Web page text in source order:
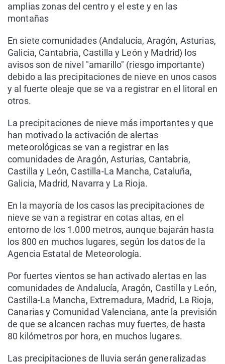
amplias zonas del centro y el este y en las
montañas
En siete comunidades (Andalucía, Aragón, Asturias,
Galicia, Cantabria, Castilla y León y Madrid) los
avisos son de nivel "amarillo" (riesgo importante)
debido a las precipitaciones de nieve en unos casos
y al fuerte oleaje que se va a registrar en el litoral en
otros.
La precipitaciones de nieve más importantes y que
han motivado la activación de alertas
meteorológicas se van a registrar en las
comunidades de Aragón, Asturias, Cantabria,
Castilla y León, Castilla-La Mancha, Cataluña,
Galicia, Madrid, Navarra y La Rioja.
En la mayoría de los casos las precipitaciones de
nieve se van a registrar en cotas altas, en el
entorno de los 1.000 metros, aunque bajarán hasta
los 800 en muchos lugares, según los datos de la
Agencia Estatal de Meteorología.
Por fuertes vientos se han activado alertas en las
comunidades de Andalucía, Aragón, Castilla y León,
Castilla-La Mancha, Extremadura, Madrid, La Rioja,
Canarias y Comunidad Valenciana, ante la previsión
de que se alcancen rachas muy fuertes, de hasta
80 kilómetros por hora, en muchos lugares.
Las precipitaciones de lluvia serán generalizadas